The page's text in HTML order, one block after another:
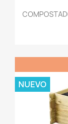
NUEVO